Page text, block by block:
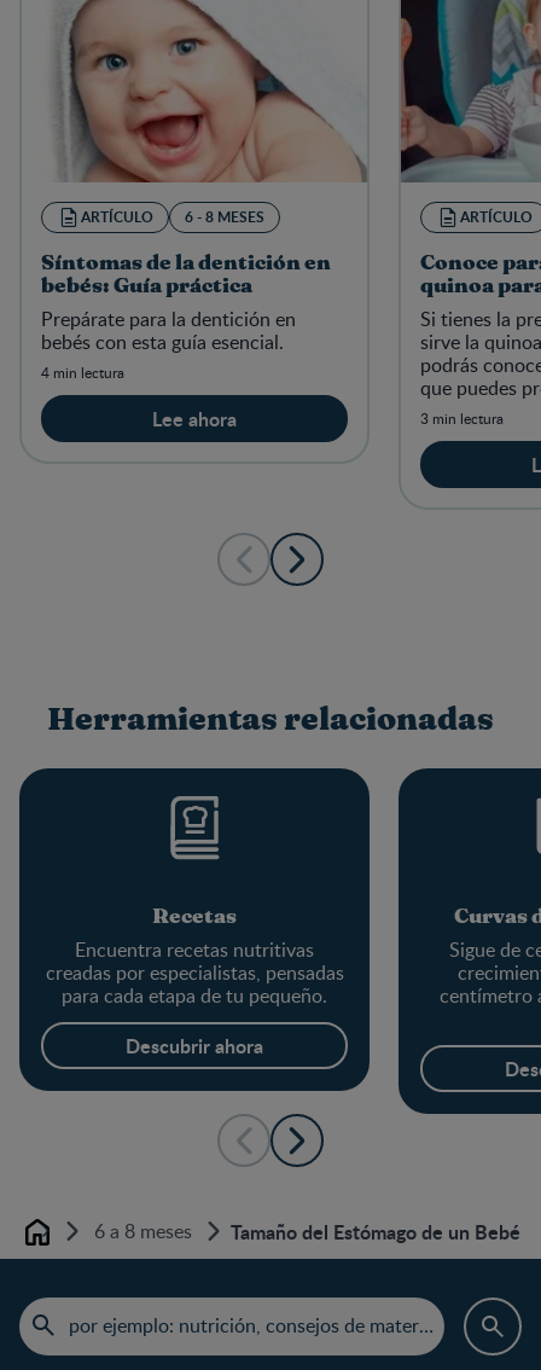
ARTÍCULO 6 - 8 MESES
Síntomas de la dentición en
bebés: Guía práctica
Prepárate para la dentición en
bebés con esta guía esencial.
4 min lectura
Lee ahora
ARTÍCULO
Conoce
quinoa
Si tienes la
sirve la
podrás
que puedes
relacionado
3 min lectura
Herramientas relacionadas
Recetas
Encuentra recetas nutritivas
creadas por especialistas, pensadas
para cada etapa de tu pequeño.
Descubrir ahora
Curvas
Sigue de
centímetro
Home 6 a 8 meses Tamaño del Estómago de un Bebé: